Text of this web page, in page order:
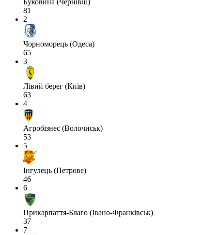
Буковина (Чернівці)
81
2
Чорноморець (Одеса)
65
3
Лівий берег (Київ)
63
4
Агробізнес (Волочиськ)
53
5
Інгулець (Петрове)
46
6
Прикарпаття-Благо (Івано-Франківськ)
37
7